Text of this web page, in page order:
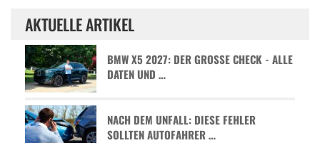
AKTUELLE ARTIKEL
BMW X5 2027: DER GROSSE CHECK - ALLE D
ATEN UND …
NACH DEM UNFALL: DIESE FEHLER
SOLLTEN AUTOFAHRER …